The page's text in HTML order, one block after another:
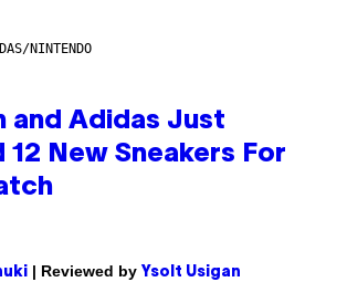
NINTENDO
and Adidas Just
12 New Sneakers For
| Reviewed by Ysolt Usigan